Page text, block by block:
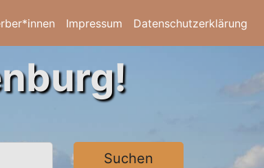
Impressum Datenschutzerklärung
Suchen